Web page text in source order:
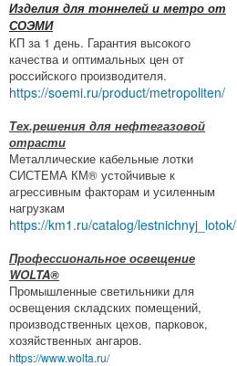
Изделия для тоннелей и метро от
СОЭМИ
КП за 1 день. Гарантия высокого
качества и оптимальных цен от
российского производителя.
https://soemi.ru/product/metropoliten/
Тех.решения для нефтегазовой
отрасти
Металлические кабельные лотки
СИСТЕМА КМ® устойчивые к
агрессивным факторам и усиленным
нагрузкам
https://km1.ru/catalog/lestnichnyj_lotok/
Профессиональное освещение
WOLTA®
Промышленные светильники для
освещения складских помещений,
производственных цехов, парковок,
хозяйственных ангаров.
https://www.wolta.ru/